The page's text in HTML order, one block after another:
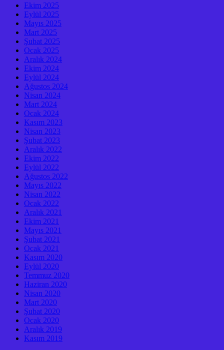
Ekim 2025
Eylül 2025
Mayıs 2025
Mart 2025
Şubat 2025
Ocak 2025
Aralık 2024
Ekim 2024
Eylül 2024
Ağustos 2024
Nisan 2024
Mart 2024
Ocak 2024
Kasım 2023
Nisan 2023
Şubat 2023
Aralık 2022
Ekim 2022
Eylül 2022
Ağustos 2022
Mayıs 2022
Nisan 2022
Ocak 2022
Aralık 2021
Ekim 2021
Mayıs 2021
Şubat 2021
Ocak 2021
Kasım 2020
Eylül 2020
Temmuz 2020
Haziran 2020
Nisan 2020
Mart 2020
Şubat 2020
Ocak 2020
Aralık 2019
Kasım 2019